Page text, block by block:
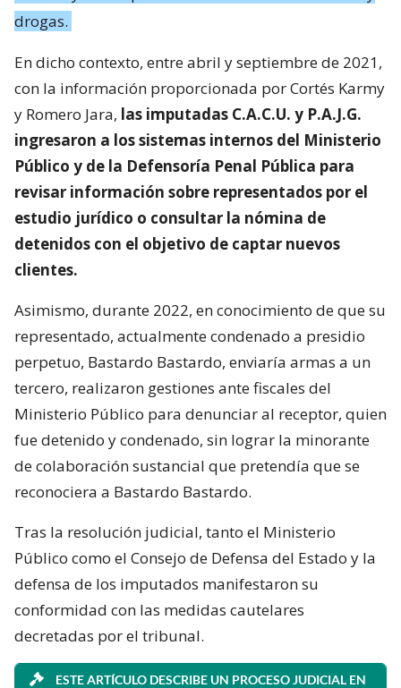
drogas.
En dicho contexto, entre abril y septiembre de 2021,
con la información proporcionada por Cortés Karmy
y Romero Jara, las imputadas C.A.C.U. y P.A.J.G.
ingresaron a los sistemas internos del Ministerio
Público y de la Defensoría Penal Pública para
revisar información sobre representados por el
estudio jurídico o consultar la nómina de
detenidos con el objetivo de captar nuevos
clientes.
Asimismo, durante 2022, en conocimiento de que su
representado, actualmente condenado a presidio
perpetuo, Bastardo Bastardo, enviaría armas a un
tercero, realizaron gestiones ante fiscales del
Ministerio Público para denunciar al receptor, quien
fue detenido y condenado, sin lograr la minorante
de colaboración sustancial que pretendía que se
reconociera a Bastardo Bastardo.
Tras la resolución judicial, tanto el Ministerio
Público como el Consejo de Defensa del Estado y la
defensa de los imputados manifestaron su
conformidad con las medidas cautelares
decretadas por el tribunal.
ESTE ARTÍCULO DESCRIBE UN PROCESO JUDICIAL EN